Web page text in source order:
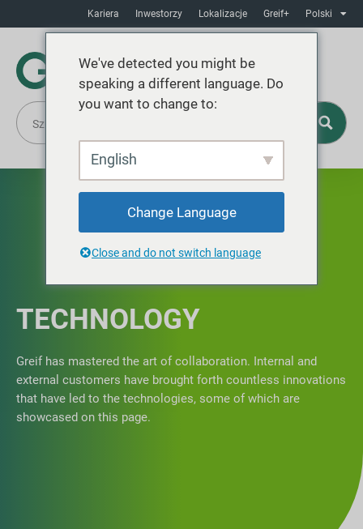
Kariera Inwestorzy Lokalizacje Greif+ Polski
TECHNOLOGY
Greif has mastered the art of collaboration. Internal and
external customers have brought forth countless innovations
that have led to the technologies, some of which are
showcased on this page.
We've detected you might be
speaking a different language. Do
you want to change to:
English
Change Language
Close and do not switch language